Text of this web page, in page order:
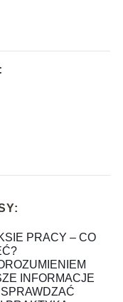
PRACY – CO
INFORMACJE